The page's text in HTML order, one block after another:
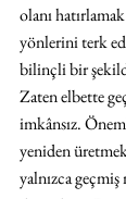
olanı
yönlerini terk
bilinçli bir
Zaten elbette
imkânsız.
yeniden
yalnızca